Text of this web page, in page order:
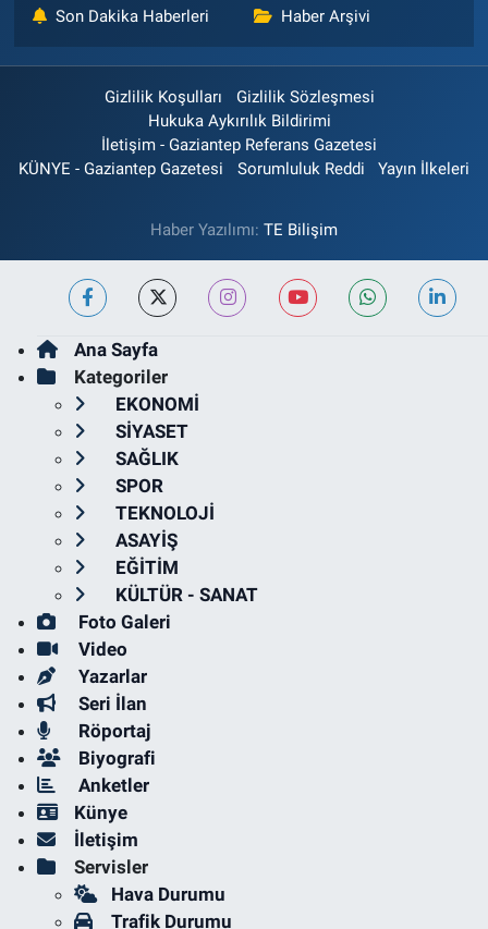
Son Dakika Haberleri Haber Arşivi
Gizlilik Koşulları
Gizlilik Sözleşmesi
Hukuka Aykırılık Bildirimi
İletişim - Gaziantep Referans Gazetesi
KÜNYE - Gaziantep Gazetesi
Sorumluluk Reddi Yayın İlkeleri
Haber Yazılımı: TE Bilişim
Ana Sayfa
Kategoriler
EKONOMİ
SİYASET
SAĞLIK
SPOR
TEKNOLOJİ
ASAYİŞ
EĞİTİM
KÜLTÜR - SANAT
Foto Galeri
Video
Yazarlar
Seri İlan
Röportaj
Biyografi
Anketler
Künye
İletişim
Servisler
Hava Durumu
Trafik Durumu